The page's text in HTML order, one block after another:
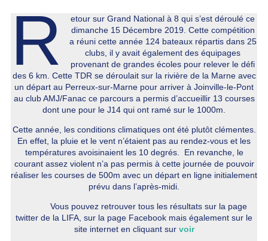
R
etour sur Grand National à 8 qui s’est déroulé ce
dimanche 15 Décembre 2019. Cette compétition
a réuni cette année 124 bateaux répartis dans 25
clubs, il y avait également des équipages
provenant de grandes écoles pour relever le défi
des 6 km. Cette TDR se déroulait sur la rivière de la Marne avec
un départ au Perreux-sur-Marne pour arriver à Joinville-le-Pont
au club AMJ/Fanac ce parcours a permis d’accueillir 13 courses
dont une pour le J14 qui ont ramé sur le 1000m.
Cette année, les conditions climatiques ont été plutôt clémentes.
En effet, la pluie et le vent n’étaient pas au rendez-vous et les
températures avoisinaient les 10 degrés. En revanche, le
courant assez violent n’a pas permis à cette journée de pouvoir
réaliser les courses de 500m avec un départ en ligne initialement
prévu dans l’après-midi.
Vous pouvez retrouver tous les résultats sur la page
twitter de la LIFA, sur la page Facebook mais également sur le
site internet en cliquant sur voir